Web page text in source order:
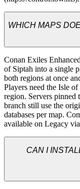
WHICH MAPS
Conan Exiles
of Siptah into a single
both regions at once
Players need the Isle
region. Servers pinned
branch still use the
databases per map.
available on Legacy
CAN I